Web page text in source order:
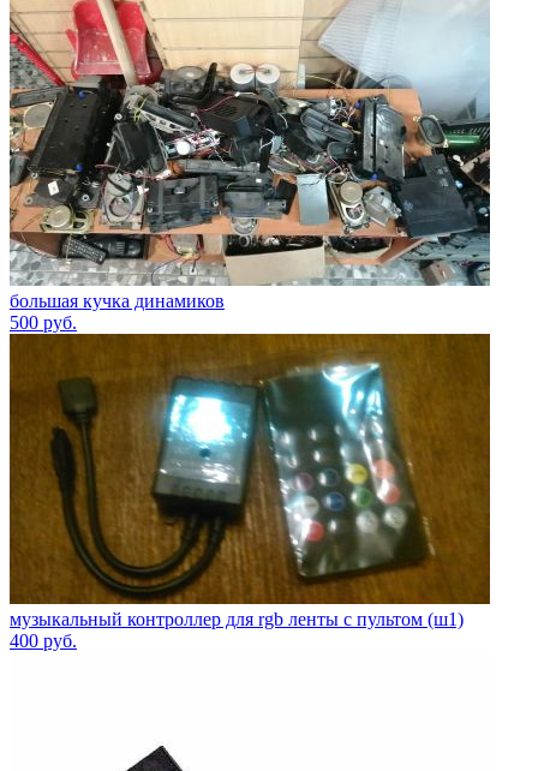
большая кучка динамиков
500 руб.
музыкальный контроллер для rgb ленты с пультом (ш1)
400 руб.